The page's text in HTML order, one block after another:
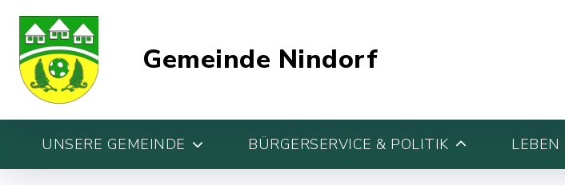
Gemeinde Nindorf
UNSERE GEMEINDE BÜRGERSERVICE & POLITIK LEBEN